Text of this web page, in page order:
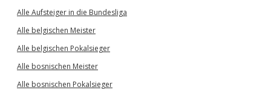
Alle Aufsteiger in die Bundesliga
Alle belgischen Meister
Alle belgischen Pokalsieger
Alle bosnischen Meister
Alle bosnischen Pokalsieger